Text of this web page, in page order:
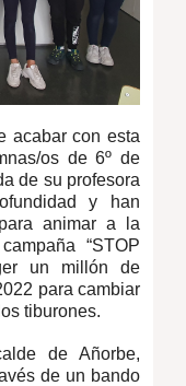
acabar con esta
os de 6º de
de su profesora
y han
animar a la
“STOP
un millón de
para cambiar
tiburones.
de Añorbe,
de un bando